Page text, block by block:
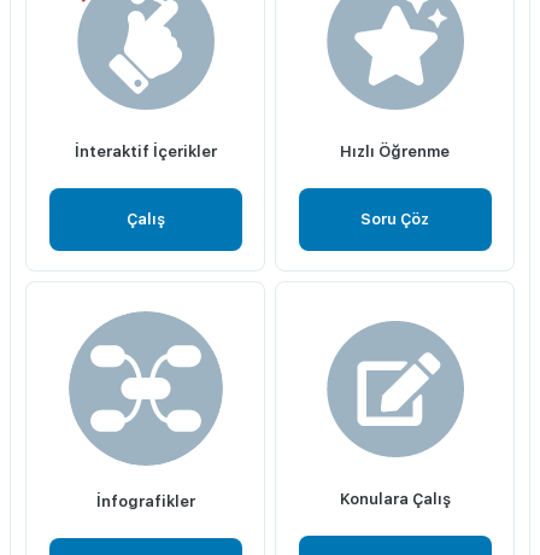
İnteraktif İçerikler
Çalış
Hızlı Öğrenme
Soru Çöz
İnfografikler Konulara Çalış